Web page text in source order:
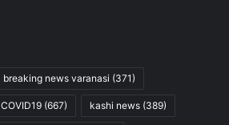
breaking news varanasi (371)
COVID19 (667) kashi news (389)